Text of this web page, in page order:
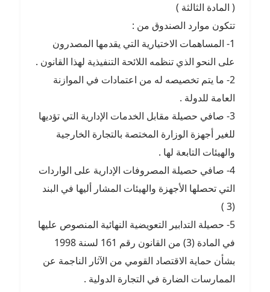
( المادة الثالثة )
تتكون موارد الصندوق من :
1- المساهمات الاختيارية التي يقدمها المصدرون
على النحو الذي تنظمه اللائحة التنفيذية لهذا القانون .
2- ما يتم تخصيصه له من اعتمادات في الموازنة
العامة للدولة .
3- صافي حصيلة مقابل الخدمات الإدارية التي تؤديها
للغير أجهزة الوزارة المختصة بالتجارة الخارجية
والهيئات التابعة لها .
4- صافي حصيلة المصروفات الإدارية على الواردات
التي تحصلها الأجهزة والهيئات المشار أليها في البند
(3 )
5- حصيلة التدابير التعويضية النهائية المنصوص عليها
في المادة (3) من القانون رقم 161 لسنة 1998
بشأن حماية الاقتصاد القومي من الآثار الناجمة عن
الممارسات الضارة في التجارة الدولية .